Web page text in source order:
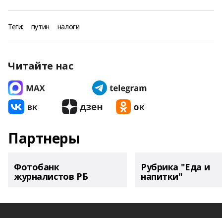
Теги: путин налоги
Читайте нас
Партнеры
Фотобанк
журналистов РБ
Рубрика "Еда и
напитки"